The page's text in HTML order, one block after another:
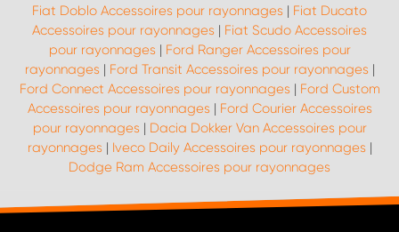
Fiat Doblo Accessoires pour rayonnages | Fiat Ducato
Accessoires pour rayonnages | Fiat Scudo Accessoires
pour rayonnages | Ford Ranger Accessoires pour
rayonnages | Ford Transit Accessoires pour rayonnages |
Ford Connect Accessoires pour rayonnages | Ford Custom
Accessoires pour rayonnages | Ford Courier Accessoires
pour rayonnages | Dacia Dokker Van Accessoires pour
rayonnages | Iveco Daily Accessoires pour rayonnages |
Dodge Ram Accessoires pour rayonnages